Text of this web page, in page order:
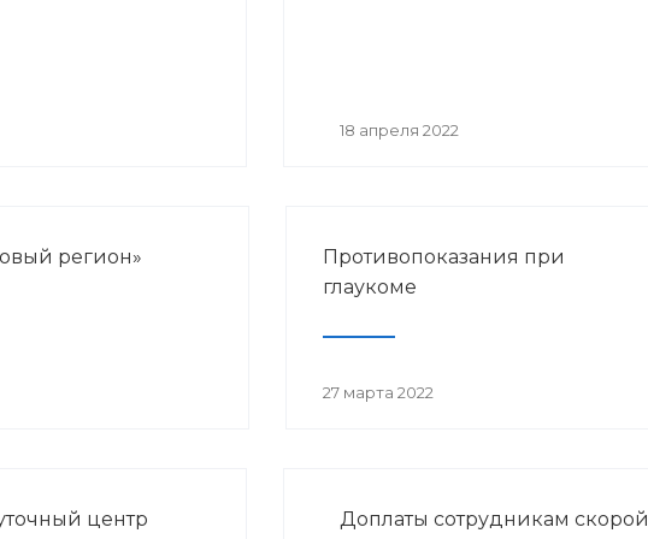
18 апреля 2022
регион»
Противопоказания при
глаукоме
27 марта 2022
центр
Доплаты сотрудникам